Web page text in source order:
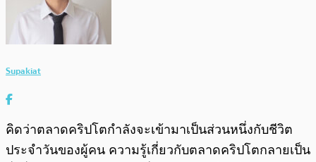
Supakiat
คิดว่าตลาดคริปโตกำลังจะเข้ามาเป็นส่วนหนึ่งกับชีวิต
ประจำวันของผู้คน ความรู้เกี่ยวกับตลาดคริปโตกลายเป็น